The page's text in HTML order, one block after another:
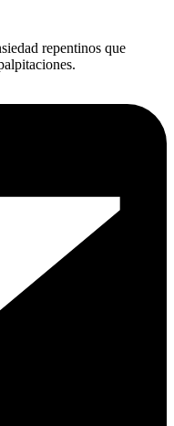
repentinos que